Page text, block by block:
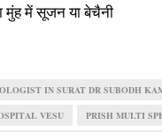
मुंह में सूजन या बेचैनी
IN SURAT DR SUBODH
VESU PRISH MULTI